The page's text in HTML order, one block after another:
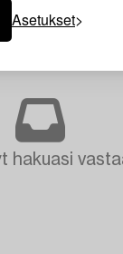
Asetukset
hakuasi